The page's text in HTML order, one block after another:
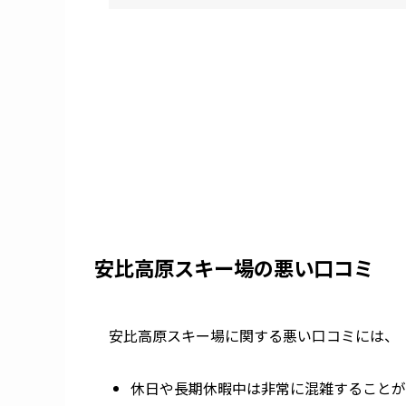
安比高原スキー場の悪い口コミ
安比高原スキー場に関する悪い口コミには、
休日や長期休暇中は非常に混雑すること